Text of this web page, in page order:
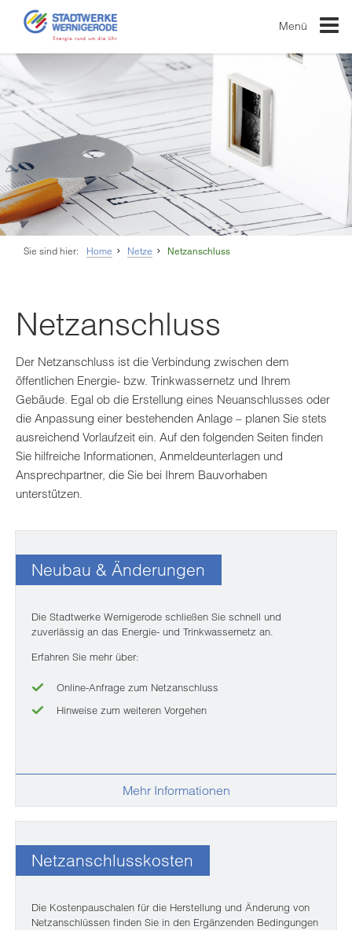
Menü
Sie sind hier: Home Netze Netzanschluss
Netzanschluss
Der Netzanschluss ist die Verbindung zwischen dem
öffentlichen Energie- bzw. Trinkwassernetz und Ihrem
Gebäude. Egal ob die Erstellung eines Neuanschlusses oder
die Anpassung einer bestehenden Anlage – planen Sie stets
ausreichend Vorlaufzeit ein. Auf den folgenden Seiten finden
Sie hilfreiche Informationen, Anmeldeunterlagen und
Ansprechpartner, die Sie bei Ihrem Bauvorhaben
unterstützen.
Neubau & Änderungen
Die Stadtwerke Wernigerode schließen Sie schnell und
zuverlässig an das Energie- und Trinkwassernetz an.
Erfahren Sie mehr über:
Online-Anfrage zum Netzanschluss
Hinweise zum weiteren Vorgehen
Mehr Informationen
Netzanschlusskosten
Die Kostenpauschalen für die Herstellung und Änderung von
Netzanschlüssen finden Sie in den Ergänzenden Bedingungen